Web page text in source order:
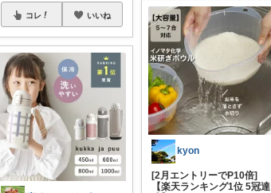
コレ いいね
kyon
[2月エントリーでP10倍]
【楽天ランキング1位 5冠達